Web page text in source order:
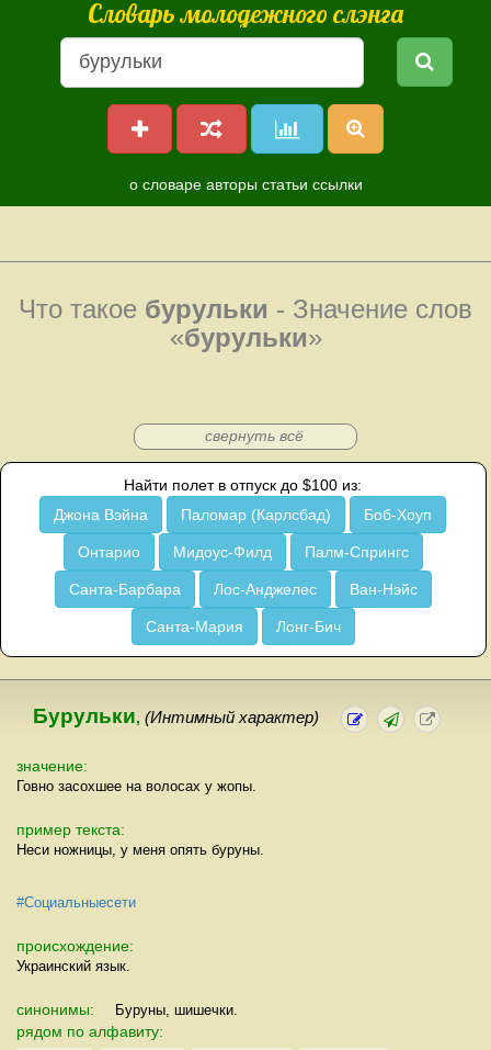
Словарь молодежного слэнга
о словаре авторы статьи ссылки
Что такое бурульки - Значение слов
«бурульки»
свернуть всё
Найти полет в отпуск до $100 из:
Джона Вэйна
Паломар (Карлсбад) Боб-Хоуп
Онтарио Мидоус-Филд Палм-Спрингс
Санта-Барбара Лос-Анджелес Ван-Нэйс
Санта-Мария Лонг-Бич
Бурульки, (Интимный характер)
значение:
Говно засохшее на волосах у жопы.
пример текста:
Неси ножницы, у меня опять буруны.
#Социальныесети
происхождение:
Украинский язык.
синонимы: Буруны, шишечки.
рядом по алфавиту: